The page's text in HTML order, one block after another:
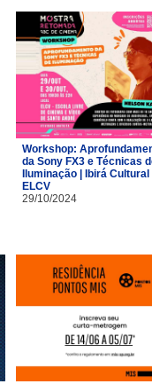
Workshop:
da Sony FX3 e Técnicas
Iluminação | Ibirá Cultural
ELCV
29/10/2024